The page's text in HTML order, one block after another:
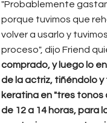
"Probablemente
porque tuvimos que
volver a usarlo y
proceso", dijo Friend
comprado, y luego lo
de la actriz, tiñéndolo
keratina en "tres tonos
de 12 a 14 horas, para